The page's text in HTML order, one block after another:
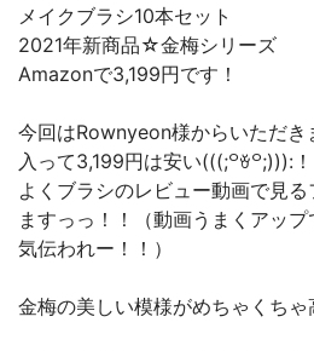
メイクブラシ10本セット
2021年新商品☆金梅シリーズ
Amazonで3,199円です！
今回はRownyeon様からいただき
入って3,199円は安い(((;꒪ꈊ꒪;))):！
よくブラシのレビュー動画で見
ますっっ！！（動画うまくアッ
気伝われー！！）
金梅の美しい模様がめちゃくち